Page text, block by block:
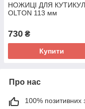
НОЖИЦІ ДЛЯ
OLTON 113 мм
730 ₴
Купити
Про нас
100% позитивних з